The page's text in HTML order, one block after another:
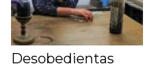
Desobedientas